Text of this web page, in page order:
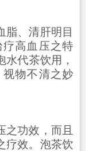
、清肝明目
高血压之特
代茶饮用，
物不清之妙
功效，而且
疗效。泡茶饮